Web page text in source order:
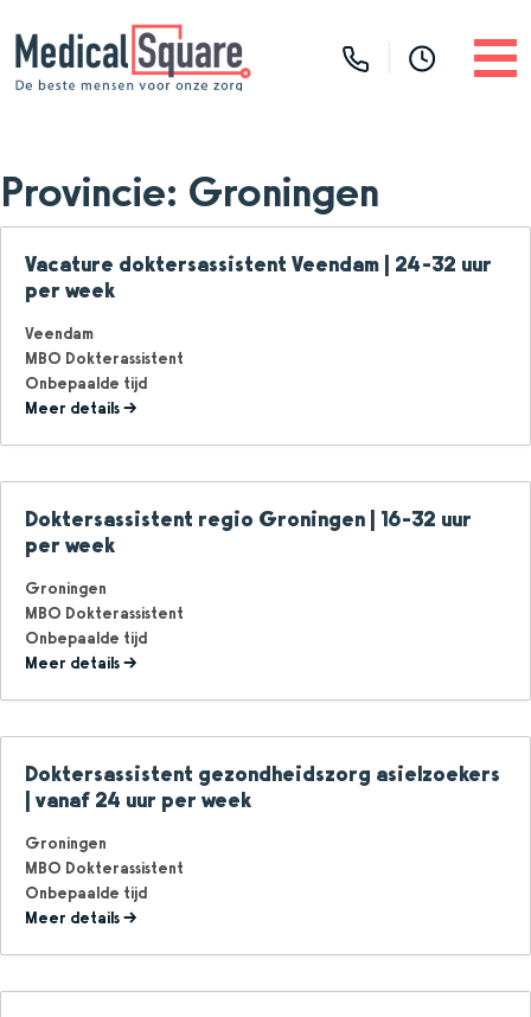
Provincie: Groningen
Vacature doktersassistent Veendam | 24-32 uur
per week
Veendam
MBO Dokterassistent
Onbepaalde tijd
Meer details
Doktersassistent regio Groningen | 16-32 uur
per week
Groningen
MBO Dokterassistent
Onbepaalde tijd
Meer details
Doktersassistent gezondheidszorg asielzoekers
| vanaf 24 uur per week
Groningen
MBO Dokterassistent
Onbepaalde tijd
Meer details